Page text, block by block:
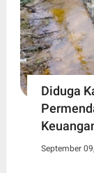
Diduga
September